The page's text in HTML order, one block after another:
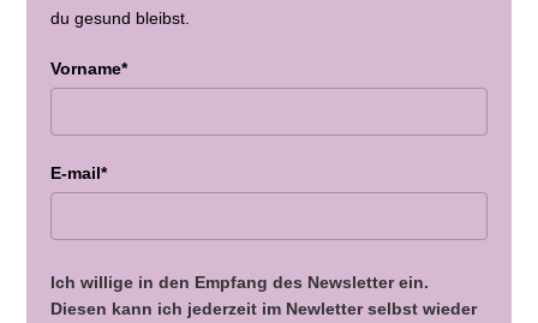
du gesund bleibst.
Vorname*
E-mail*
Ich willige in den Empfang des Newsletter ein.
Diesen kann ich jederzeit im Newletter selbst wieder